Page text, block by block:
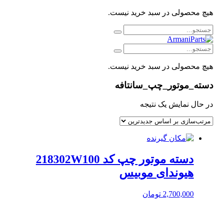
هیچ محصولی در سبد خرید نیست.
هیچ محصولی در سبد خرید نیست.
دسته_موتور_چپ_سانتافه
در حال نمایش یک نتیجه
دسته موتور چپ کد 218302W100
هیوندای موبیس
2,700,000 تومان